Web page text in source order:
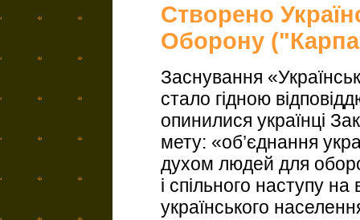
Створено
Оборону
Заснування
стало гідною
опинилися українці
мету: «об’єднання
духом людей для
і спільного наступу на
українського